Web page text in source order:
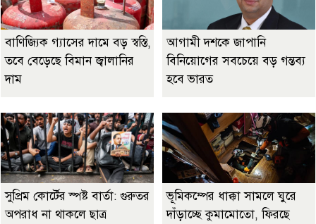
বাণিজ্যিক গ্যাসের দামে বড় স্বস্তি,
তবে বেড়েছে বিমান জ্বালানির
দাম
আগামী দশকে জাপানি
বিনিয়োগের সবচেয়ে বড় গন্তব্য
হবে ভারত
সুপ্রিম কোর্টের স্পষ্ট বার্তা: গুরুতর
অপরাধ না থাকলে ছাত্র
ভূমিকম্পের ধাক্কা সামলে ঘুরে
দাঁড়াচ্ছে কুমামোতো, ফিরছে